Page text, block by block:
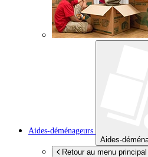
Aides-déménageurs
Aides-
Retour au menu principal